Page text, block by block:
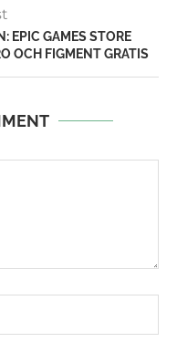
EPIC GAMES STORE
OCH FIGMENT GRATIS